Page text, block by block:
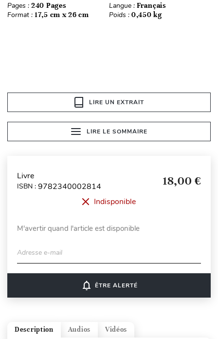
Pages : 240 Pages Langue : Français
Format : 17,5 cm x 26 cm Poids : 0,450 kg
LIRE UN EXTRAIT
LIRE LE SOMMAIRE
Livre
ISBN : 9782340002814 18,00 €
Indisponible
M'avertir quand l'article est disponible
Adresse e-mail
notifications_none ÊTRE ALERTÉ
Vidéos
Audios
Description